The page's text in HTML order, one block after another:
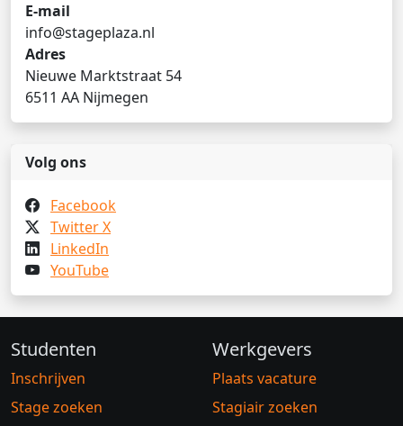
E-mail
info@stageplaza.nl
Adres
Nieuwe Marktstraat 54
6511 AA Nijmegen
Volg ons
Facebook
Twitter X
LinkedIn
YouTube
Studenten
Inschrijven
Stage zoeken
Werkgevers
Plaats vacature
Stagiair zoeken